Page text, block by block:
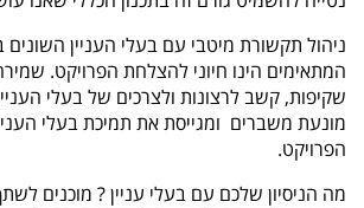
ניהול תקשורת מיטבי עם בעלי העניין השונים
המתאימים הינו חיוני להצלחת הפרויקט.
שקיפות, קשב לרצונות ולצרכים של בעלי
מונעת משברים ומגייסת את תמיכת בעלי
הפרויקט.
מה הניסיון שלכם עם בעלי עניין ? מוכנים